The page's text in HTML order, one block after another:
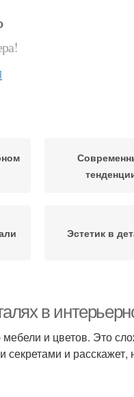
Эстетик в
в
и цветов. Это
и